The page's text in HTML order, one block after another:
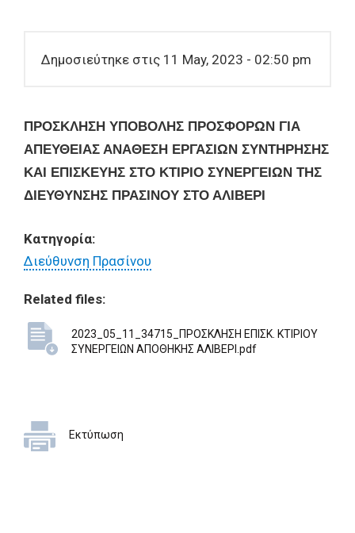
Δημοσιεύτηκε στις 11 May, 2023 - 02:50 pm
ΠΡΟΣΚΛΗΣΗ ΥΠΟΒΟΛΗΣ ΠΡΟΣΦΟΡΩΝ ΓΙΑ
ΑΠΕΥΘΕΙΑΣ ΑΝΑΘΕΣΗ ΕΡΓΑΣΙΩΝ ΣΥΝΤΗΡΗΣΗΣ
ΚΑΙ ΕΠΙΣΚΕΥΗΣ ΣΤΟ ΚΤΙΡΙΟ ΣΥΝΕΡΓΕΙΩΝ ΤΗΣ
ΔΙΕΥΘΥΝΣΗΣ ΠΡΑΣΙΝΟΥ ΣΤΟ ΑΛΙΒΕΡΙ
Κατηγορία:
Διεύθυνση Πρασίνου
Related files:
2023_05_11_34715_ΠΡΟΣΚΛΗΣΗ ΕΠΙΣΚ. ΚΤΙΡΙΟΥ
ΣΥΝΕΡΓΕΙΩΝ ΑΠΟΘΗΚΗΣ ΑΛΙΒΕΡΙ.pdf
Εκτύπωση